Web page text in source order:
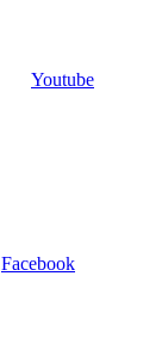
Youtube
Facebook